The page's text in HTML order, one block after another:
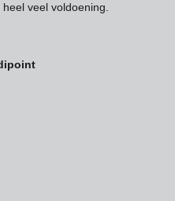
veel voldoening.